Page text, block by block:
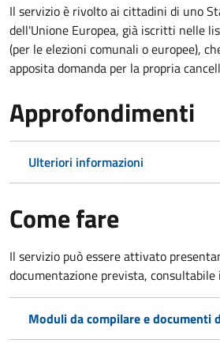
Il servizio è rivolto ai cittadini di uno
dell'Unione Europea, già iscritti nelle
(per le elezioni comunali o europee),
apposita domanda per la propria
Approfondimenti
Ulteriori informazioni
Come fare
Il servizio può essere attivato
documentazione prevista, consultabile
Moduli da compilare e documenti